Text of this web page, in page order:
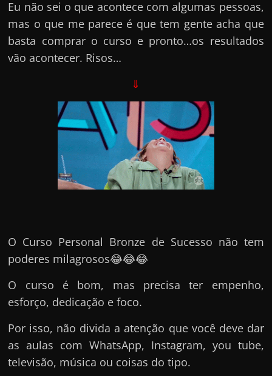
Eu não sei o que acontece com algumas pessoas,
mas o que me parece é que tem gente acha que
basta comprar o curso e pronto…os resultados
vão acontecer. Risos…
⇓
O Curso Personal Bronze de Sucesso não tem
poderes milagrosos😂😂😂
O curso é bom, mas precisa ter empenho,
esforço, dedicação e foco.
Por isso, não divida a atenção que você deve dar
as aulas com WhatsApp, Instagram, you tube,
televisão, música ou coisas do tipo.